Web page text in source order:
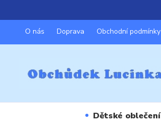
O nás Doprava Obchodní podmínky
Dětské oblečení